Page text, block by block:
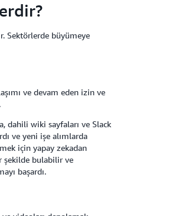
Sektörlerde büyümeye
ve devam eden izin ve
dahili wiki sayfaları ve Slack
ve yeni işe alımlarda
için yapay zekadan
şekilde bulabilir ve
başardı.